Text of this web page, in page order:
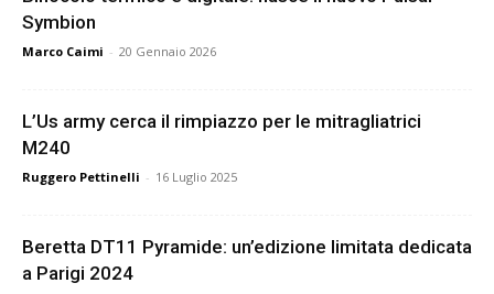
Symbion
Marco Caimi - 20 Gennaio 2026
L’Us army cerca il rimpiazzo per le mitragliatrici
M240
Ruggero Pettinelli - 16 Luglio 2025
Beretta DT11 Pyramide: un’edizione limitata dedicata
a Parigi 2024